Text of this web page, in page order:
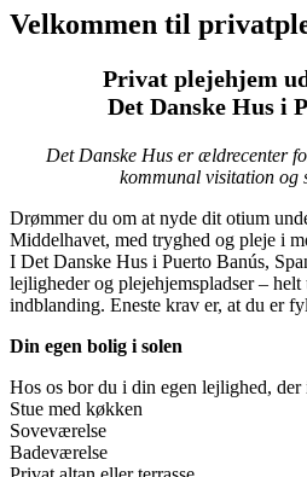
Velkommen til
Privat plejehjem
Det Danske Hus i
Det Danske Hus er ældrecenter
kommunal visitation og
Drømmer du om at nyde dit otium
Middelhavet, med tryghed og pleje i
I Det Danske Hus i Puerto Banús,
lejligheder og plejehjemspladser –
indblanding. Eneste krav er, at du er
Din egen bolig i solen
Hos os bor du i din egen lejlighed, der
Stue med køkken
Soveværelse
Badeværelse